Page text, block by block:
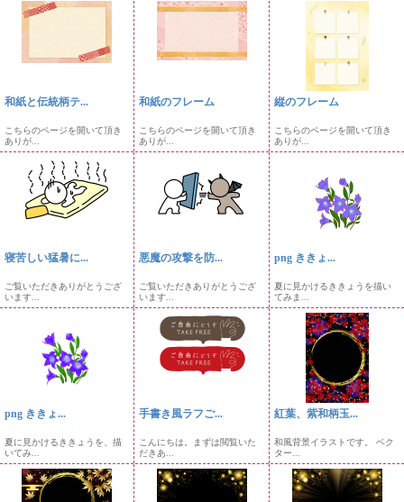
和紙と伝統柄テ...
こちらのページを開いて頂き
ありが...
和紙のフレーム
こちらのページを開いて頂き
ありが...
縦のフレーム
こちらのページを開いて頂き
ありが...
寝苦しい猛暑に...
ご覧いただきありがとうござ
います...
悪魔の攻撃を防...
ご覧いただきありがとうござ
います...
png ききょ...
夏に見かけるききょうを描い
てみま...
png ききょ...
夏に見かけるききょうを、描
いてみ...
手書き風ラフご...
こんにちは。まずは閲覧いた
だきあ...
紅葉、紫和柄玉...
和風背景イラストです。 ベク
ター...